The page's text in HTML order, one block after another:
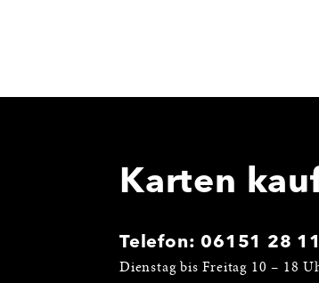
Karten
Telefon: 06151 28
Dienstag bis Freitag 10 – 18